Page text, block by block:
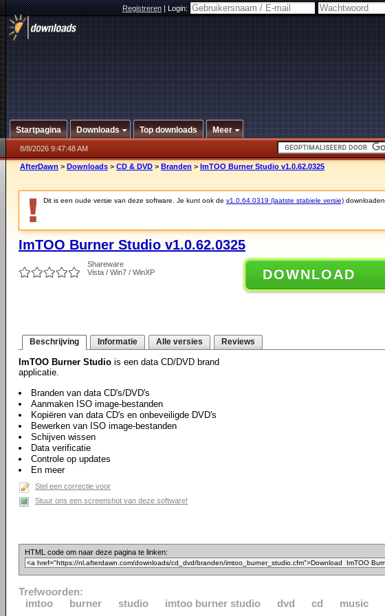
Registreren|Login:
Startpagina Downloads Top downloads Meer
8/8/2026 9:47:48 AM
AfterDawn > Downloads > CD & DVD > Branden > ImTOO Burner Studio v1.0.62.0325
Dit is een oude versie van deze software. Je kunt ook de v1.0.64.0319 (laatste stabiele versie) downloaden.
ImTOO Burner Studio v1.0.62.0325
Shareware
Vista / Win7 / WinXP
DOWNLOAD
Beschrijving Informatie Alle versies Reviews
ImTOO Burner Studio is een data CD/DVD brand
applicatie.
Branden van data CD's/DVD's
Aanmaken ISO image-bestanden
Kopiëren van data CD's en onbeveiligde DVD's
Bewerken van ISO image-bestanden
Schijven wissen
Data verificatie
Controle op updates
En meer
Stel een correctie voor
Stuur ons een screenshot van deze software!
HTML code om naar deze pagina te linken:
Trefwoorden:
imtoo
burner studio imtoo burner studio dvd cd music